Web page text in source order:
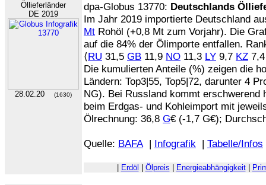
Öllieferländer
DE 2019
28.02.20 (1630)
dpa-Globus 13770: Deutschlands
Im Jahr 2019 importierte Deutschland
Mt Rohöl (+0,8 Mt zum Vorjahr). Die
auf die 84% der Ölimporte entfallen.
⟨RU 31,5 GB 11,9 NO 11,3 LY 9,7 KZ
Die kumulierten Anteile (%) zeigen die
Ländern: Top3|55, Top5|72, darunter 4
NG). Bei Russland kommt erschwerend
beim Erdgas- und Kohleimport mit
Ölrechnung: 36,8 G€ (-1,7 G€);
Quelle: BAFA| Infografik | Tabelle/Infos
Erdöl Ölpreis Energieabhängigkeit|